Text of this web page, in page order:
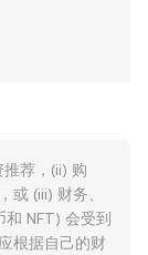
荐，(ii) 购
或 (iii) 财务、
NFT) 会受到
根据自己的财